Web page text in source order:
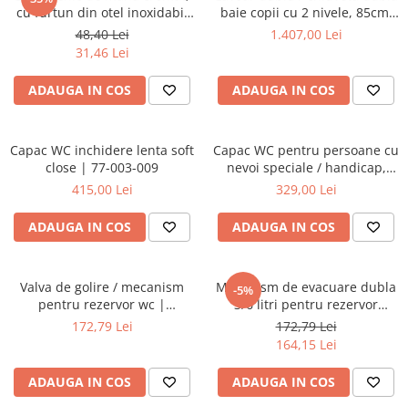
Baterii lavoar montare pe tavan
Baterii pentru bideu
Robinete baie
Robinete coltar
Robinete de trecere
cu furtun din otel inoxidabil
120cm, cap rotativ, buton
actionare pe partea inferioara
| 3029
48,40 Lei
31,46 Lei
ADAUGA IN COS
baie copii cu 2 nivele, 85cm,
cu 2 orificii pentru baterie, cu
1.407,00 Lei
ADAUGA IN COS
Capac WC inchidere lenta soft
close | 77-003-009
415,00 Lei
ADAUGA IN COS
Capac WC pentru persoane cu
nevoi speciale / handicap,
duroplast, crossbar cu
sus | 128-003-006
329,00 Lei
ADAUGA IN COS
Valva de golire / mecanism
pentru rezervor wc |
436439YP
172,79 Lei
ADAUGA IN COS
-5%
Mecanism de evacuare dubla
3/6 litri pentru rezervor
incastrat VitrA, compatibil cu
suport dreptunghiular |
436868YP
172,79 Lei
164,15 Lei
ADAUGA IN COS